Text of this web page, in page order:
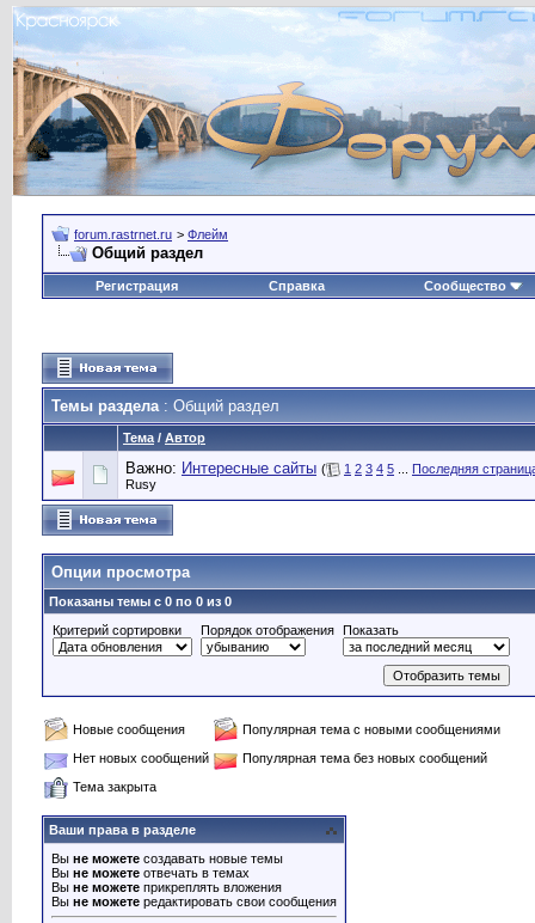
forum.rastrnet.ru > Флейм
Общий раздел
Регистрация Справка Сообщество
Темы раздела: Общий раздел
Тема / Автор
Важно: Интересные сайты ( 1 2 3 4 5
Последняя
Rusy
Опции просмотра
Показаны темы с 0 по 0 из 0
Критерий сортировки
Порядок отображения Показать
Новые сообщения
Популярная тема с новыми сообщениями
Нет новых сообщений
Популярная тема без новых сообщений
Тема закрыта
Ваши права в разделе
Вы не можете создавать новые темы
Вы не можете отвечать в темах
Вы не можете прикреплять вложения
Вы не можете редактировать свои сообщения